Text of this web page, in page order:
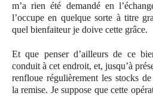
m’a rien été demandé en
l’occupe en quelque sorte à titre
quel bienfaiteur je doive cette grâce.
Et que penser d’ailleurs de ce
conduit à cet endroit, et, jusqu’à
renfloue régulièrement les stocks
la remise. Je suppose que cette